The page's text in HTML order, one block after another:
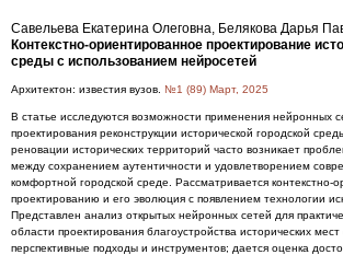
Савельева Екатерина Олеговна, Белякова Дарья
Контекстно-ориентированное проектирование
среды с использованием нейросетей
Архитектон: известия вузов. №1 (89) Март, 2025
В статье исследуются возможности применения нейронных
проектирования реконструкции исторической городской
реновации исторических территорий часто возникает
между сохранением аутентичности и удовлетворением
комфортной городской среде. Рассматривается контекстно-
проектированию и его эволюция с появлением технологии
Представлен анализ открытых нейронных сетей для
области проектирования благоустройства исторических
перспективные подходы и инструментов; дается оценка